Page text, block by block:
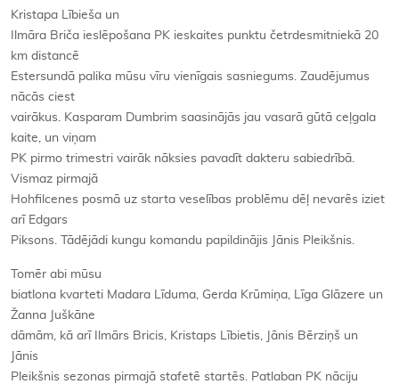
Kristapa Lībieša un
Ilmāra Briča ieslēpošana PK ieskaites punktu četrdesmitniekā 20
km distancē
Estersundā palika mūsu vīru vienīgais sasniegums. Zaudējumus
nācās ciest
vairākus. Kasparam Dumbrim saasinājās jau vasarā gūtā ceļgala
kaite, un viņam
PK pirmo trimestri vairāk nāksies pavadīt dakteru sabiedrībā.
Vismaz pirmajā
Hohfilcenes posmā uz starta veselības problēmu dēļ nevarēs iziet
arī Edgars
Piksons. Tādējādi kungu komandu papildinājis Jānis Pleikšnis.
Tomēr abi mūsu
biatlona kvarteti Madara Līduma, Gerda Krūmiņa, Līga Glāzere un
Žanna Juškāne
dāmām, kā arī Ilmārs Bricis, Kristaps Lībietis, Jānis Bērziņš un
Jānis
Pleikšnis sezonas pirmajā stafetē startēs. Patlaban PK nāciju